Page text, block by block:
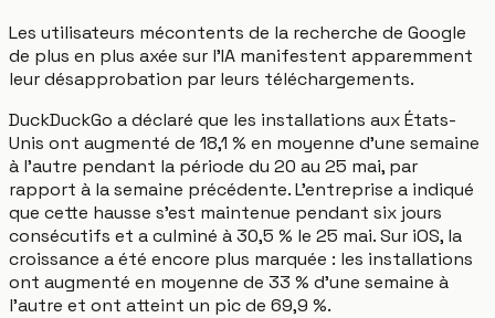
Les utilisateurs mécontents de la recherche de Google
de plus en plus axée sur l'IA manifestent apparemment
leur désapprobation par leurs téléchargements.
DuckDuckGo a déclaré que les installations aux États-
Unis ont augmenté de 18,1 % en moyenne d'une semaine
à l'autre pendant la période du 20 au 25 mai, par
rapport à la semaine précédente. L'entreprise a indiqué
que cette hausse s'est maintenue pendant six jours
consécutifs et a culminé à 30,5 % le 25 mai. Sur iOS, la
croissance a été encore plus marquée : les installations
ont augmenté en moyenne de 33 % d'une semaine à
l'autre et ont atteint un pic de 69,9 %.